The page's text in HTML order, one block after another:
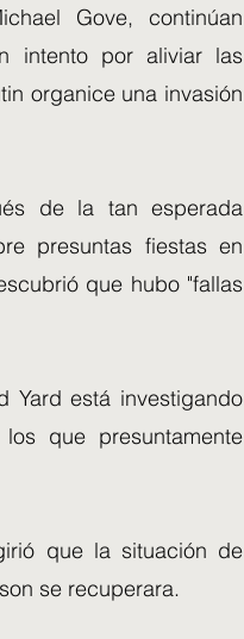
Gove, continúan
intento por aliviar las
organice una invasión
de la tan esperada
presuntas fiestas en
que hubo "fallas
Yard está investigando
que presuntamente
que la situación de
se recuperara.